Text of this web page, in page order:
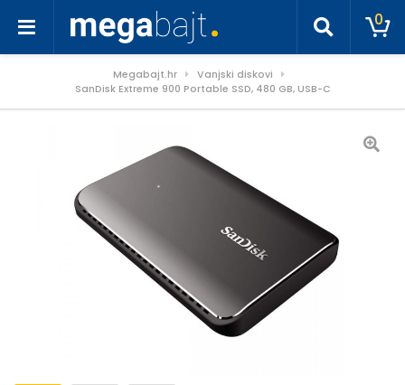
0
Megabajt.hr
Vanjski diskovi
SanDisk Extreme 900 Portable SSD, 480 GB, USB-C